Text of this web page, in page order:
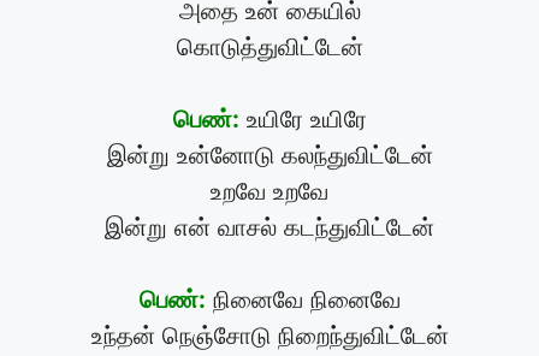
அதை உன் கையில்
கொடுத்துவிட்டேன்
பெண்: உயிரே உயிரே
இன்று உன்னோடு கலந்துவிட்டேன்
உறவே உறவே
இன்று என் வாசல் கடந்துவிட்டேன்
பெண்: நினைவே நினைவே
உந்தன் நெஞ்சோடு நிறைந்துவிட்டேன்